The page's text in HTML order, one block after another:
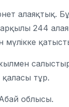
алаяқтық.
244
қатысты
тұр.
облысы.